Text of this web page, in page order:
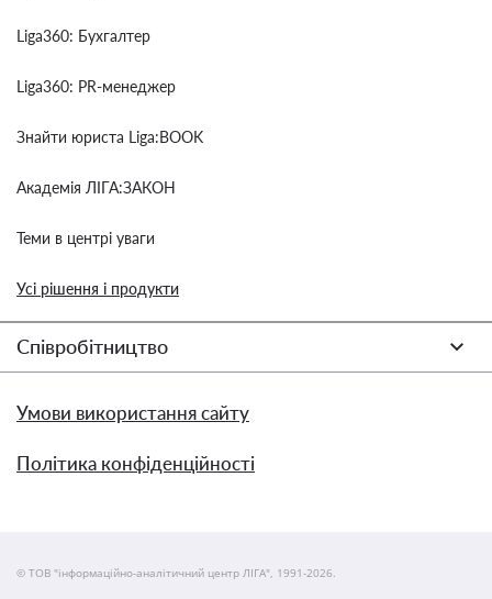
Liga360: Бухгалтер
Liga360: PR-менеджер
Знайти юриста Liga:BOOK
Академія ЛІГА:ЗАКОН
Теми в центрі уваги
Усі рішення і продукти
Співробітництво
Умови використання сайту
Політика конфіденційності
© ТОВ "інформаційно-аналітичний центр ЛІГА", 1991-2026.